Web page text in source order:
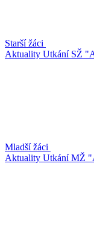
Starší žáci
Aktuality Utkání SŽ
Mladší žáci
Aktuality Utkání MŽ